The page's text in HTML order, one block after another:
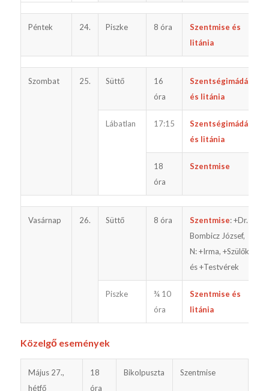
Péntek 24. Piszke 8 óra
Szentmise és
litánia
Szombat 25. Süttő
16
óra
Szentségimádás
és litánia
Lábatlan 17:15
Szentségimádás
és litánia
18
óra
Szentmise
Vasárnap 26. Süttő 8 óra Szentmise: +Dr.
Bombicz József,
N: +Irma, +Szülők
és +Testvérek
Piszke
¾ 10
óra
Szentmise és
litánia
Közelgő események
Május 27.,
hétfő
18
óra
Bikolpuszta Szentmise